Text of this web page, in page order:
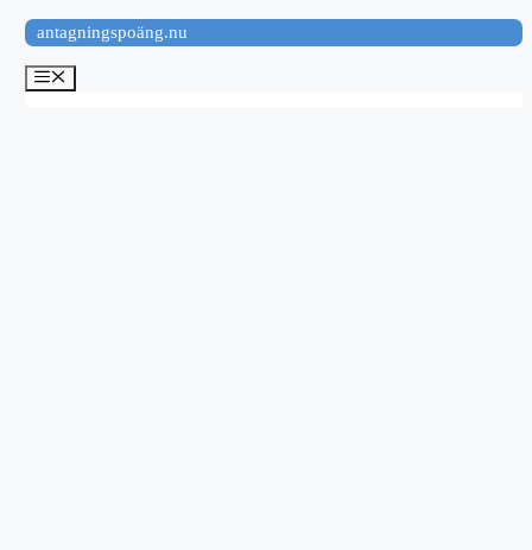
Hoppa
till
innehåll
antagningspoäng.nu
Meny